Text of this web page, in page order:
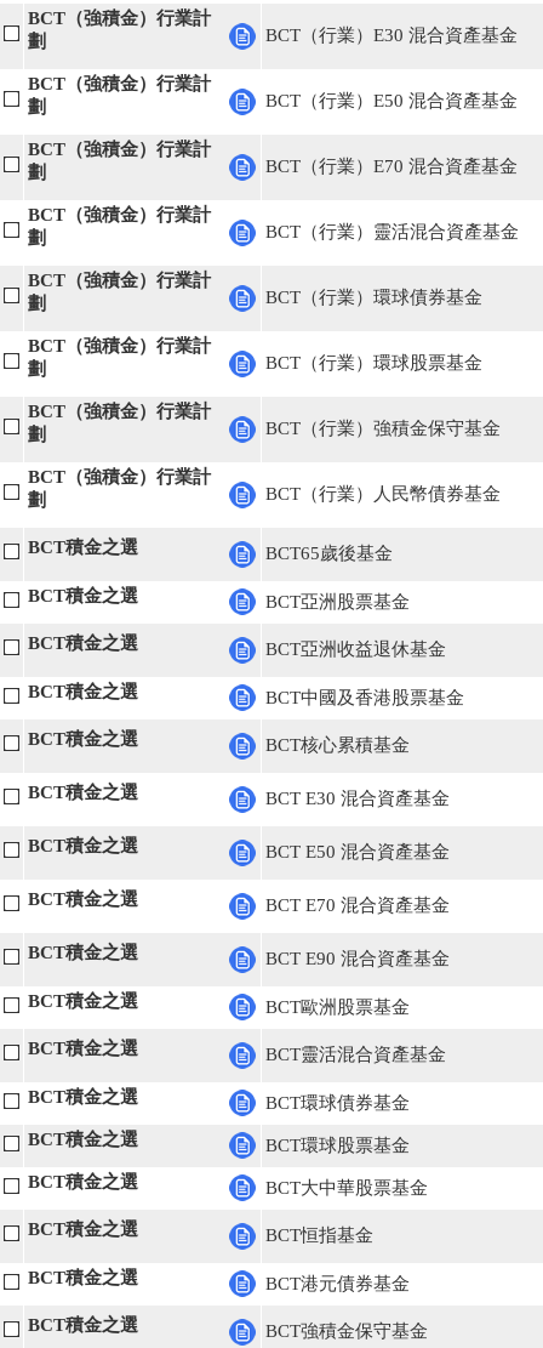
BCT（強積金）行業計
劃
BCT（行業）E30 混合資產基金
BCT（強積金）行業計
劃
BCT（行業）E50 混合資產基金
BCT（強積金）行業計
劃
BCT（行業）E70 混合資產基金
BCT（強積金）行業計
劃
BCT（行業）靈活混合資產基金
BCT（強積金）行業計
劃
BCT（行業）環球債券基金
BCT（強積金）行業計
劃
BCT（行業）環球股票基金
BCT（強積金）行業計
劃
BCT（行業）強積金保守基金
BCT（強積金）行業計
劃
BCT（行業）人民幣債券基金
BCT積金之選 BCT65歲後基金
BCT積金之選 BCT亞洲股票基金
BCT積金之選 BCT亞洲收益退休基金
BCT積金之選 BCT中國及香港股票基金
BCT積金之選 BCT核心累積基金
BCT積金之選 BCT E30 混合資產基金
BCT積金之選 BCT E50 混合資產基金
BCT積金之選 BCT E70 混合資產基金
BCT積金之選 BCT E90 混合資產基金
BCT積金之選 BCT歐洲股票基金
BCT積金之選 BCT靈活混合資產基金
BCT積金之選
BCT環球債券基金
BCT積金之選
BCT環球股票基金
BCT積金之選
BCT大中華股票基金
BCT積金之選 BCT恒指基金
BCT積金之選 BCT港元債券基金
BCT積金之選 BCT強積金保守基金